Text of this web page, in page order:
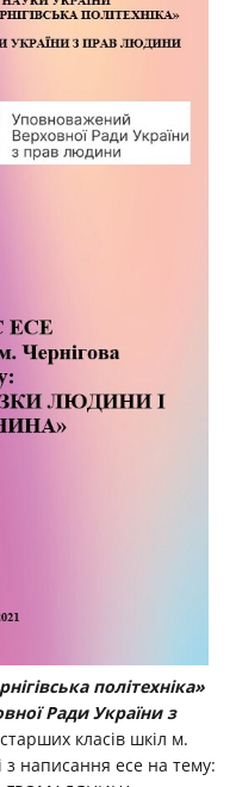
політехніка»
Ради України з
класів шкіл м.
з написання есе на тему: